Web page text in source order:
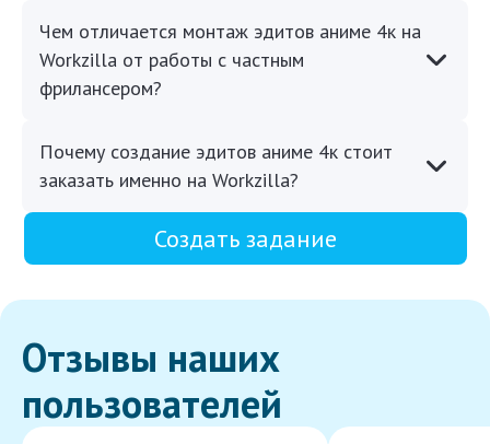
Чем отличается монтаж эдитов аниме 4к на
Workzilla от работы с частным
фрилансером?
Почему создание эдитов аниме 4к стоит
заказать именно на Workzilla?
Создать задание
Отзывы наших
пользователей